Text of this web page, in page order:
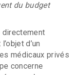
du budget
directement
d’un
médicaux privés
concerne